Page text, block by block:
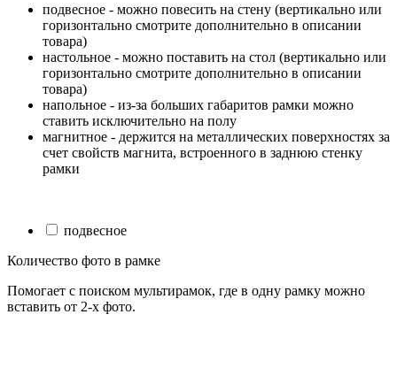
подвесное - можно повесить на стену (вертикально или
горизонтально смотрите дополнительно в описании
товара)
настольное - можно поставить на стол (вертикально или
горизонтально смотрите дополнительно в описании
товара)
напольное - из-за больших габаритов рамки можно
ставить исключительно на полу
магнитное - держится на металлических поверхностях за
счет свойств магнита, встроенного в заднюю стенку
рамки
подвесное
Количество фото в рамке
Помогает с поиском мультирамок, где в одну рамку можно
вставить от 2-х фото.